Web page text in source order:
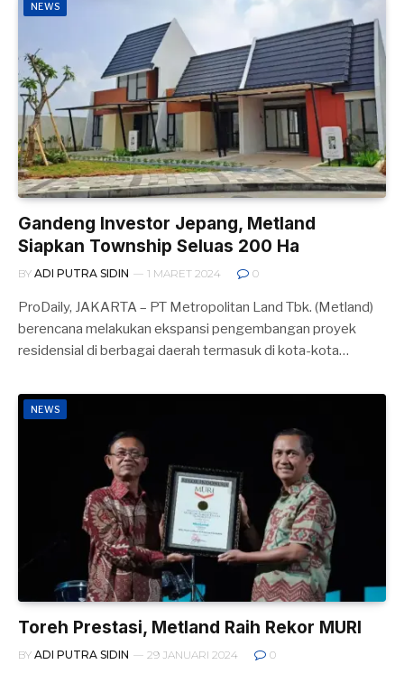
NEWS
Gandeng Investor Jepang, Metland
Siapkan Township Seluas 200 Ha
BY ADI PUTRA SIDIN 1 MARET 2024 0
ProDaily, JAKARTA – PT Metropolitan Land Tbk. (Metland)
berencana melakukan ekspansi pengembangan proyek
residensial di berbagai daerah termasuk di kota-kota…
NEWS
Toreh Prestasi, Metland Raih Rekor MURI
BY ADI PUTRA SIDIN 29 JANUARI 2024 0